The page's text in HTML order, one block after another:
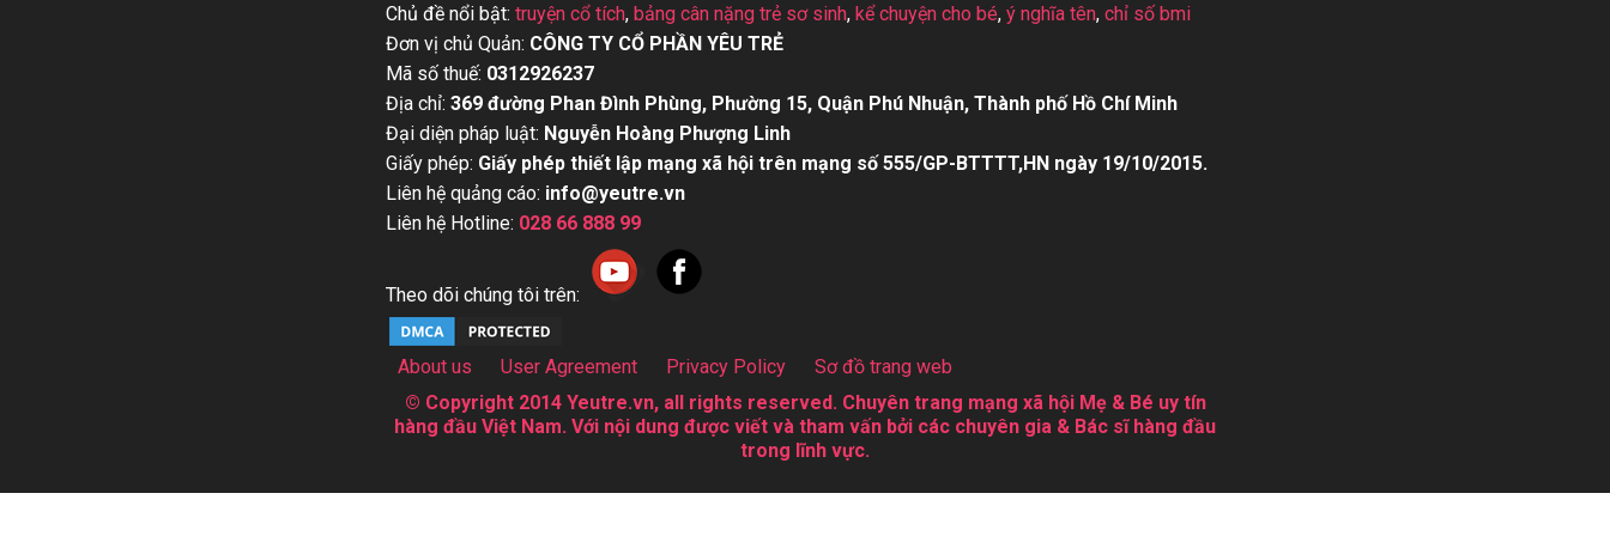
Chủ đề nổi bật: truyện cổ tích, bảng cân nặng trẻ sơ sinh, kể chuyện cho bé, ý nghĩa tên, chỉ số bmi
Đơn vị chủ Quản: CÔNG TY CỔ PHẦN YÊU TRẺ
Mã số thuế: 0312926237
Địa chỉ: 369 đường Phan Đình Phùng, Phường 15, Quận Phú Nhuận, Thành phố Hồ Chí Minh
Đại diện pháp luật: Nguyễn Hoàng Phượng Linh
Giấy phép: Giấy phép thiết lập mạng xã hội trên mạng số 555/GP-BTTTT,HN ngày 19/10/2015.
Liên hệ quảng cáo: info@yeutre.vn
Liên hệ Hotline: 028 66 888 99
Theo dõi chúng tôi trên:
About us User Agreement Privacy Policy
Sơ đồ trang web
© Copyright 2014 Yeutre.vn, all rights reserved. Chuyên trang mạng xã hội Mẹ & Bé uy tín
hàng đầu Việt Nam. Với nội dung được viết và tham vấn bởi các chuyên gia & Bác sĩ hàng đầu
trong lĩnh vực.